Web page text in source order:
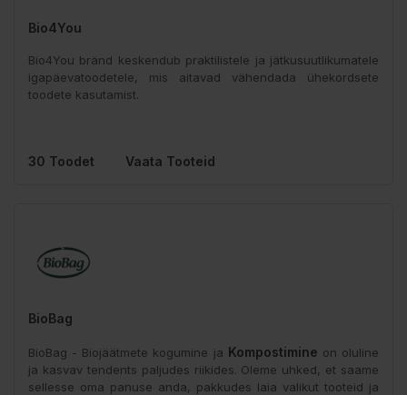
Bio4You
Bio4You bränd keskendub praktilistele ja jätkusuutlikumatele
igapäevatoodetele, mis aitavad vähendada ühekordsete
toodete kasutamist.
30 Toodet Vaata Tooteid
BioBag
BioBag - Biojäätmete kogumine ja Kompostimine on oluline
ja kasvav tendents paljudes riikides. Oleme uhked, et saame
sellesse oma panuse anda, pakkudes laia valikut tooteid ja